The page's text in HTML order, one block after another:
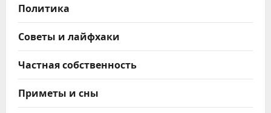
Политика
Советы и лайфхаки
Частная собственность
Приметы и сны